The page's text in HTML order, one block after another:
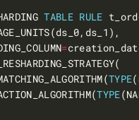
TABLE RULE
=
TYPE
TYPE